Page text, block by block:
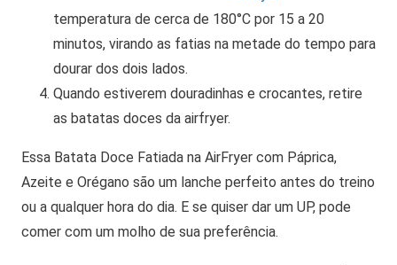
temperatura de cerca de 180°C por 15 a 20
minutos, virando as fatias na metade do tempo para
dourar dos dois lados.
Quando estiverem douradinhas e crocantes, retire
as batatas doces da airfryer.
Essa Batata Doce Fatiada na AirFryer com Páprica,
Azeite e Orégano são um lanche perfeito antes do treino
ou a qualquer hora do dia. E se quiser dar um UP, pode
comer com um molho de sua preferência.